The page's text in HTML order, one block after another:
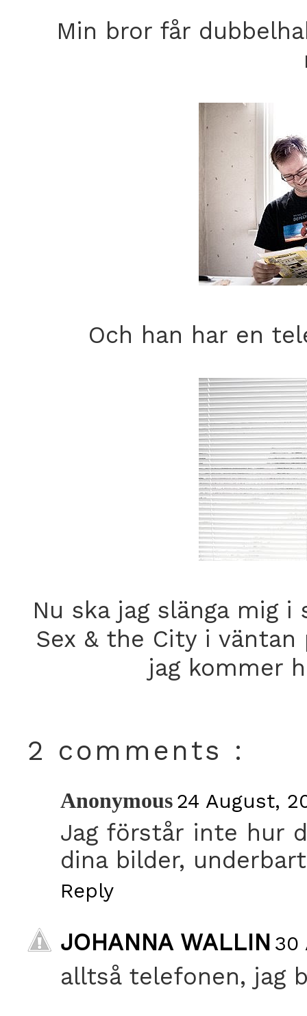
Min bror får
Och han har en
Nu ska jag slänga mig
Sex & the City i
jag kommer
2 comments :
Anonymous 24 August,
Jag förstår inte hur
dina bilder,
Reply
JOHANNA WALLIN 30
alltså telefonen, jag